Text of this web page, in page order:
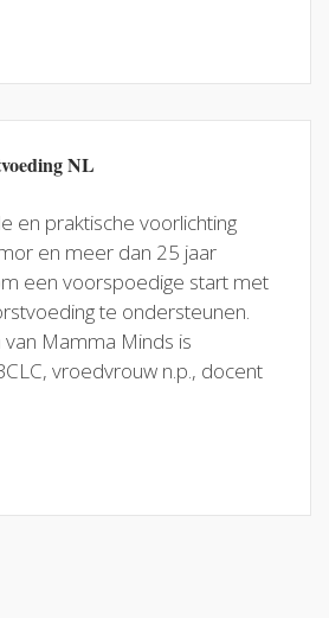
NL
en praktische voorlichting
en meer dan 25 jaar
een voorspoedige start met
te ondersteunen.
Mamma Minds is
vroedvrouw n.p., docent